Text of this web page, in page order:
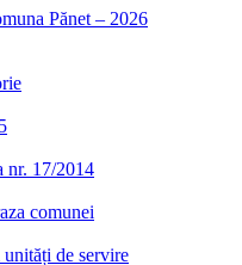
Pănet – 2026
nr. 17/2014
comunei
de servire